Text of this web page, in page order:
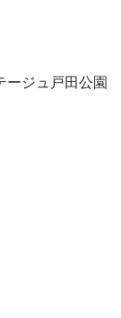
ージュ戸田公園